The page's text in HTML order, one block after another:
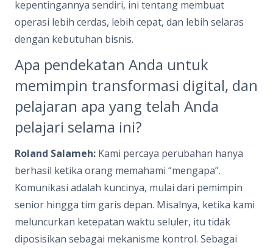
kepentingannya sendiri, ini tentang membuat
operasi lebih cerdas, lebih cepat, dan lebih selaras
dengan kebutuhan bisnis.
Apa pendekatan Anda untuk
memimpin transformasi digital, dan
pelajaran apa yang telah Anda
pelajari selama ini?
Roland Salameh: Kami percaya perubahan hanya
berhasil ketika orang memahami “mengapa”.
Komunikasi adalah kuncinya, mulai dari pemimpin
senior hingga tim garis depan. Misalnya, ketika kami
meluncurkan ketepatan waktu seluler, itu tidak
diposisikan sebagai mekanisme kontrol. Sebagai